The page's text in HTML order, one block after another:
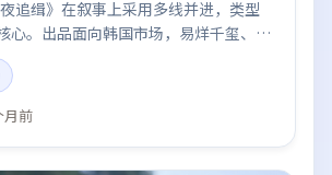
追缉》在叙事上采用多线并进，类型
心。出品面向韩国市场，易烊千玺、段
角色推动关键反转，结尾留白引发讨
月前